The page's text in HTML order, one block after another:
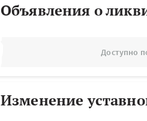
Объявления о
Доступно
Изменение